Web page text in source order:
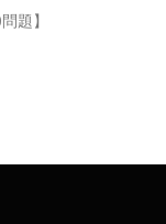
題】